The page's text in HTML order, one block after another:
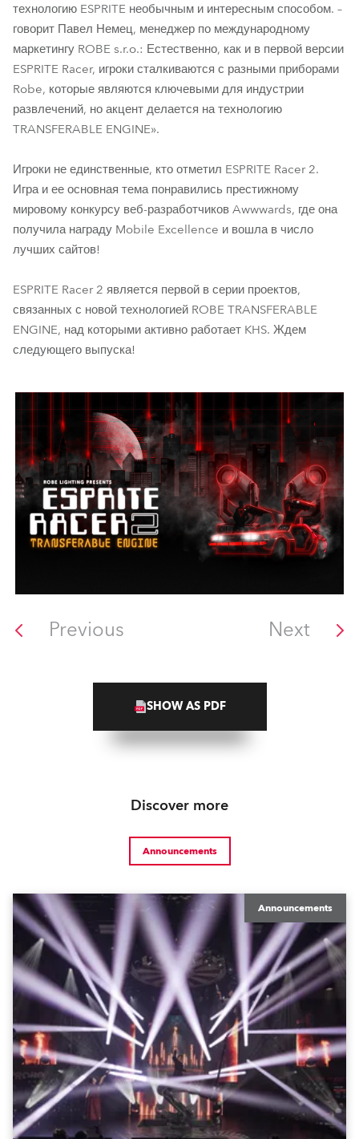
технологию ESPRITE необычным и интересным способом. –
говорит Павел Немец, менеджер по международному
маркетингу ROBE s.r.o.: Естественно, как и в первой версии
ESPRITE Racer, игроки сталкиваются с разными приборами
Robe, которые являются ключевыми для индустрии
развлечений, но акцент делается на технологию
TRANSFERABLE ENGINE».
Игроки не единственные, кто отметил ESPRITE Racer 2.
Игра и ее основная тема понравились престижному
мировому конкурсу веб-разработчиков Awwwards, где она
получила награду Mobile Excellence и вошла в число
лучших сайтов!
ESPRITE Racer 2 является первой в серии проектов,
связанных с новой технологией ROBE TRANSFERABLE
ENGINE, над которыми активно работает KHS. Ждем
следующего выпуска!
Previous Next
SHOW AS PDF
Discover more
Announcements
Announcements